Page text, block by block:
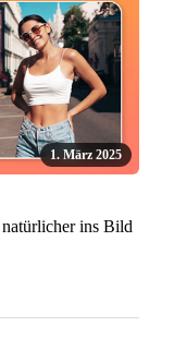
1. März 2025
ins Bild